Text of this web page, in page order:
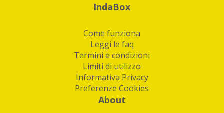
IndaBox
Come funziona
Leggi le faq
Termini e condizioni
Limiti di utilizzo
Informativa Privacy
Preferenze Cookies
About